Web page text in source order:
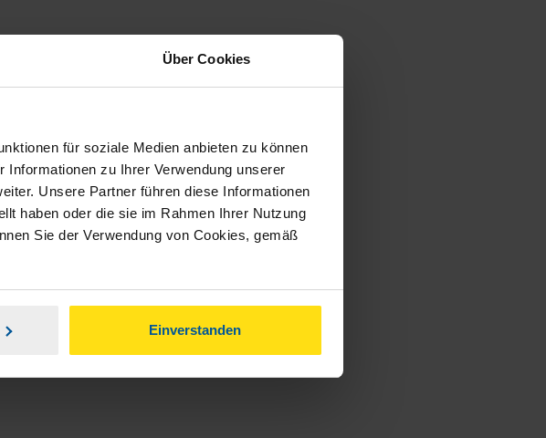
Über Cookies
für soziale Medien anbieten zu können
zu Ihrer Verwendung unserer
Unsere Partner führen diese Informationen
haben oder die sie im Rahmen Ihrer Nutzung
Sie der Verwendung von Cookies, gemäß
Einverstanden